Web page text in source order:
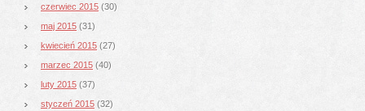
czerwiec 2015 (30)
maj 2015 (31)
kwiecień 2015 (27)
marzec 2015 (40)
luty 2015 (37)
styczeń 2015 (32)